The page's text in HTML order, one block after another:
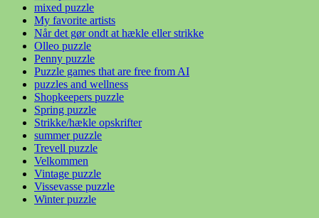
mixed puzzle
My favorite artists
Når det gør ondt at hækle eller strikke
Olleo puzzle
Penny puzzle
Puzzle games that are free from AI
puzzles and wellness
Shopkeepers puzzle
Spring puzzle
Strikke/hækle opskrifter
summer puzzle
Trevell puzzle
Velkommen
Vintage puzzle
Vissevasse puzzle
Winter puzzle